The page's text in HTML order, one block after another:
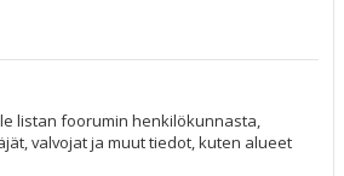
listan foorumin henkilökunnasta,
valvojat ja muut tiedot, kuten alueet